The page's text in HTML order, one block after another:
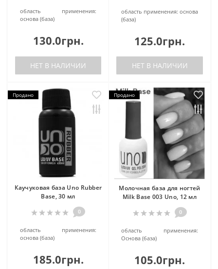
область применения:
основа (база)
130.0грн.
НЕТ В НАЛИЧИИ
область применения: основа
(база)
125.0грн.
НЕТ В НАЛИЧИИ
Продано
Каучуковая база Uno Rubber
Base, 30 мл
0
область применения:
основа (база)
185.0грн.
Продано
Молочная база для ногтей
Milk Base 003 Uno, 12 мл
0
область применения:
Основа (база)
105.0грн.